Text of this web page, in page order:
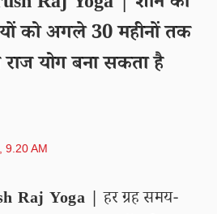
को अगले 30 महीनों तक
योग बना सकता है
9.20 AM
Raj Yoga | हर ग्रह समय-